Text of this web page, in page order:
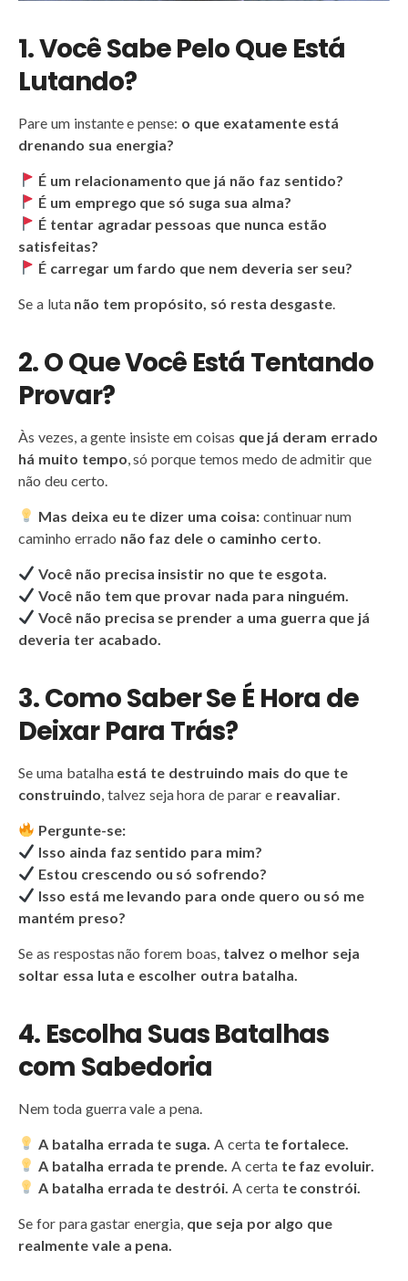
1. Você Sabe Pelo Que Está
Lutando?
Pare um instante e pense: o que exatamente está
drenando sua energia?
É um relacionamento que já não faz sentido?
É um emprego que só suga sua alma?
É tentar agradar pessoas que nunca estão
satisfeitas?
É carregar um fardo que nem deveria ser seu?
Se a luta não tem propósito, só resta desgaste.
2. O Que Você Está Tentando
Provar?
Às vezes, a gente insiste em coisas que já deram errado
há muito tempo, só porque temos medo de admitir que
não deu certo.
Mas deixa eu te dizer uma coisa:continuar num
caminho errado não faz dele o caminho certo.
Você não precisa insistir no que te esgota.
Você não tem que provar nada para ninguém.
Você não precisa se prender a uma guerra que já
deveria ter acabado.
3. Como Saber Se É Hora de
Deixar Para Trás?
Se uma batalha está te destruindo mais do que te
construindo, talvez seja hora de parar e reavaliar.
Pergunte-se:
Isso ainda faz sentido para mim?
Estou crescendo ou só sofrendo?
Isso está me levando para onde quero ou só me
mantém preso?
Se as respostas não forem boas, talvez o melhor seja
soltar essa luta e escolher outra batalha.
4. Escolha Suas Batalhas
com Sabedoria
Nem toda guerra vale a pena.
A batalha errada te suga. A certa te fortalece.
A batalha errada te prende. A certa te faz evoluir.
A batalha errada te destrói. A certa te constrói.
Se for para gastar energia, que seja por algo que
realmente vale a pena.